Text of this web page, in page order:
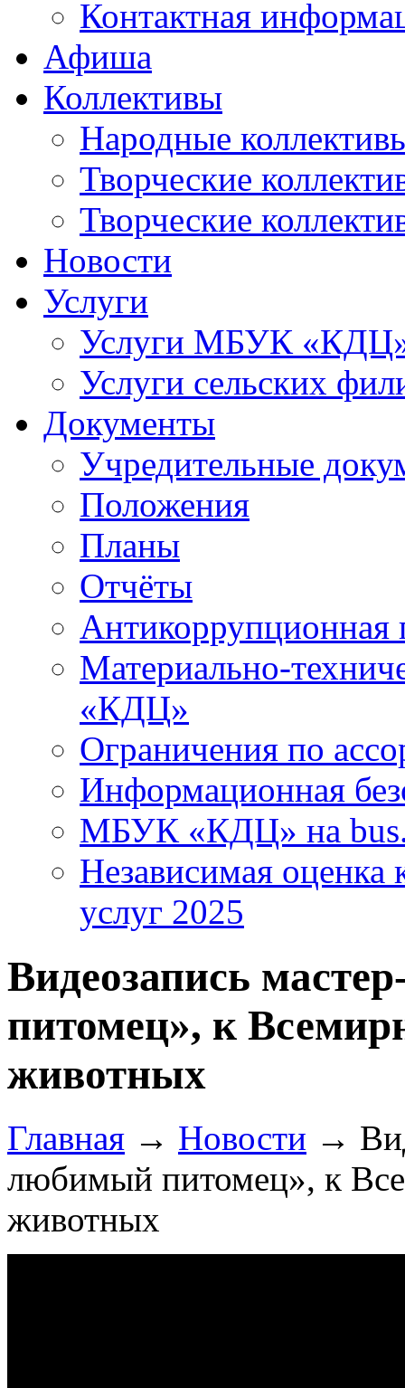
Контактная
Афиша
Коллективы
Народные
Творческие
Творческие
Новости
Услуги
Услуги МБУК
Услуги сельских
Документы
Учредительные
Положения
Планы
Отчёты
Антикоррупционная
Материально-
«КДЦ»
Ограничения по
Информационная
МБУК «КДЦ» на
Независимая оценка
услуг 2025
Видеозапись
питомец», к
животных
Главная → Новости →
любимый питомец», к
животных